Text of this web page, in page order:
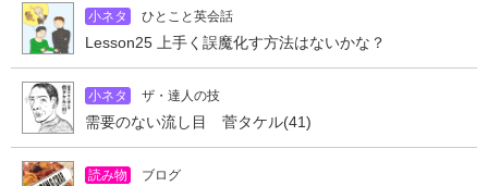
小ネタ ひとこと英会話
Lesson25 上手く誤魔化す方法はないかな？
小ネタ ザ・達人の技
需要のない流し目 菅タケル(41)
読み物 ブログ